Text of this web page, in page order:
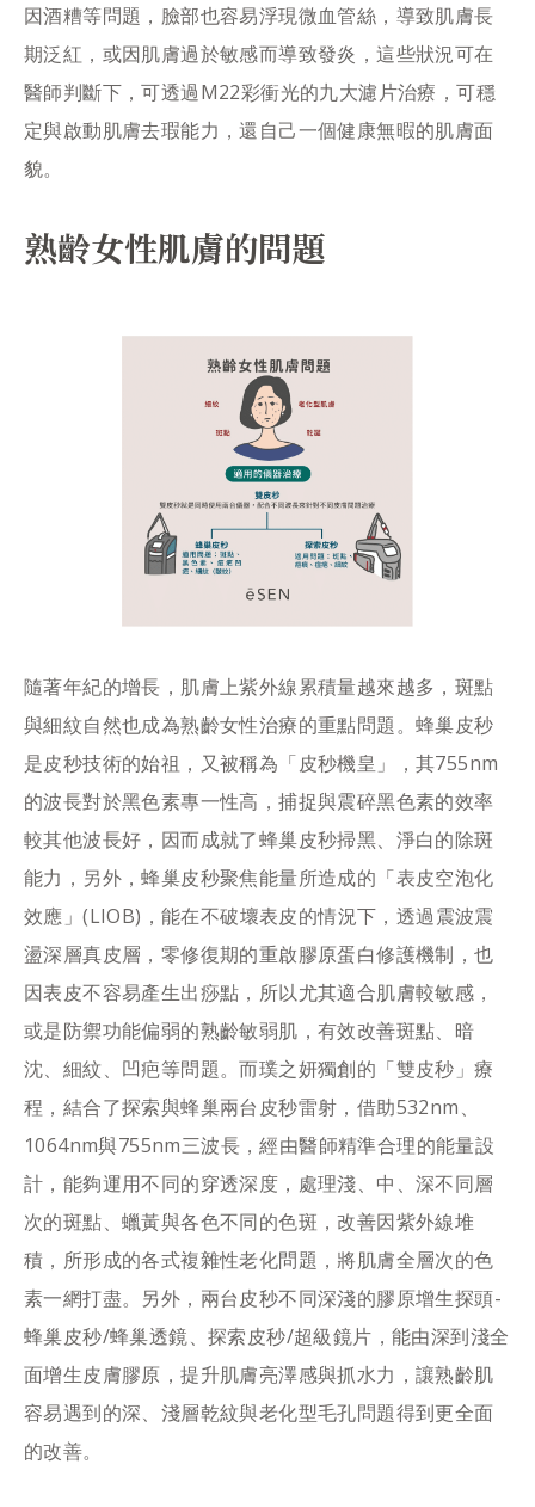
因酒糟等問題，臉部也容易浮現微血管絲，導致肌膚長
期泛紅，或因肌膚過於敏感而導致發炎，這些狀況可在
醫師判斷下，可透過M22彩衝光的九大濾片治療，可穩
定與啟動肌膚去瑕能力，還自己一個健康無暇的肌膚面
貌。
熟齡女性肌膚的問題
隨著年紀的增長，肌膚上紫外線累積量越來越多，斑點
與細紋自然也成為熟齡女性治療的重點問題。蜂巢皮秒
是皮秒技術的始祖，又被稱為「皮秒機皇」，其755nm
的波長對於黑色素專一性高，捕捉與震碎黑色素的效率
較其他波長好，因而成就了蜂巢皮秒掃黑、淨白的除斑
能力，另外，蜂巢皮秒聚焦能量所造成的「表皮空泡化
效應」(LIOB)，能在不破壞表皮的情況下，透過震波震
盪深層真皮層，零修復期的重啟膠原蛋白修護機制，也
因表皮不容易產生出痧點，所以尤其適合肌膚較敏感，
或是防禦功能偏弱的熟齡敏弱肌，有效改善斑點、暗
沈、細紋、凹疤等問題。而璞之妍獨創的「雙皮秒」療
程，結合了探索與蜂巢兩台皮秒雷射，借助532nm、
1064nm與755nm三波長，經由醫師精準合理的能量設
計，能夠運用不同的穿透深度，處理淺、中、深不同層
次的斑點、蠟黃與各色不同的色斑，改善因紫外線堆
積，所形成的各式複雜性老化問題，將肌膚全層次的色
素一網打盡。另外，兩台皮秒不同深淺的膠原增生探頭-
蜂巢皮秒/蜂巢透鏡、探索皮秒/超級鏡片，能由深到淺全
面增生皮膚膠原，提升肌膚亮澤感與抓水力，讓熟齡肌
容易遇到的深、淺層乾紋與老化型毛孔問題得到更全面
的改善。